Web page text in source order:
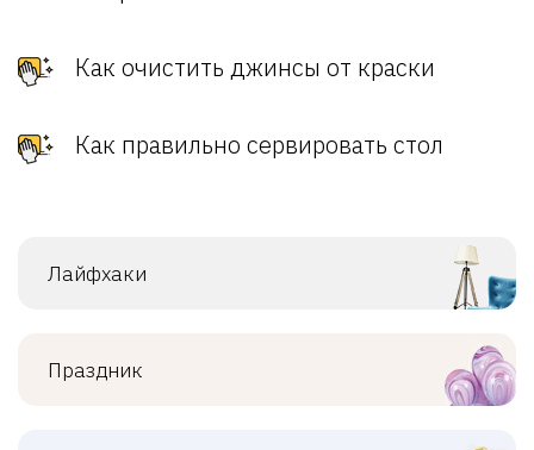
Как очистить джинсы от краски
Как правильно сервировать стол
Лайфхаки
Праздник